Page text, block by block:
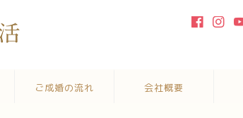
ご成婚の流れ 会社概要